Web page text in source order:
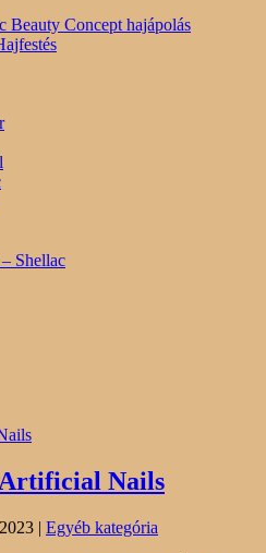
Beauty Concept hajápolás
Shellac
Nails
| Egyéb kategória